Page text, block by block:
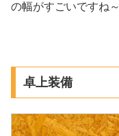
の幅がすごいですね～
卓上装備